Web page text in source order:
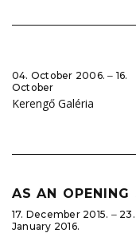
04. October 2006. ‒ 16.
October
Kerengő Galéria
AS AN OPENING
17. December 2015. ‒ 23.
January 2016.